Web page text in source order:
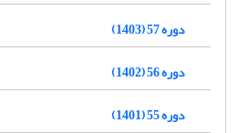
دوره 57 (1403)
دوره 56 (1402)
دوره 55 (1401)